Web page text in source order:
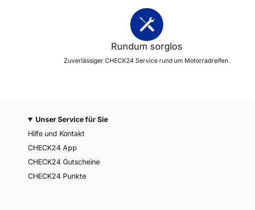
Rundum sorglos
Zuverlässiger CHECK24 Service rund um Motorradreifen.
Unser Service für Sie
Hilfe und Kontakt
CHECK24 App
CHECK24 Gutscheine
CHECK24 Punkte